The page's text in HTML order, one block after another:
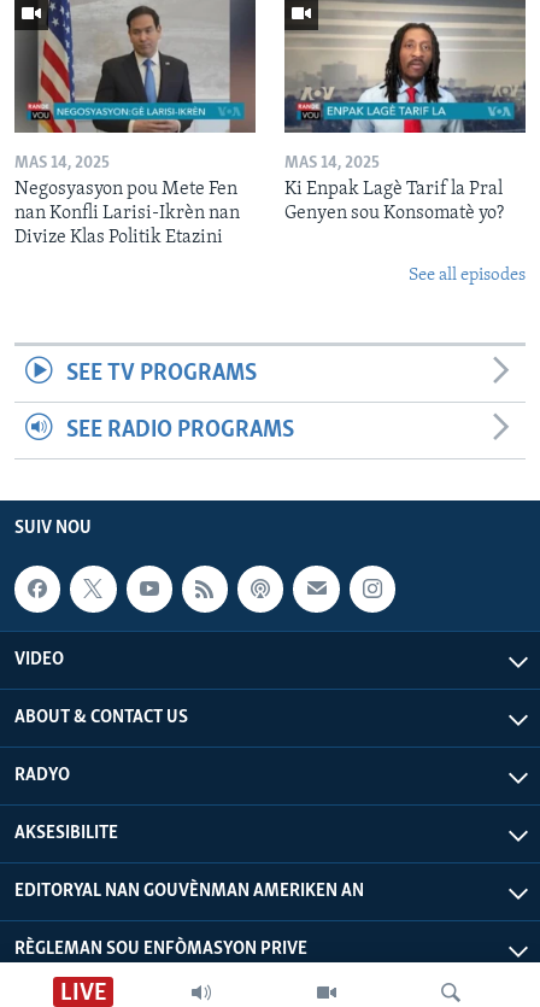
LIVE
MAS 14, 2025
Negosyasyon pou Mete Fen
nan Konfli Larisi-Ikrèn nan
Divize Klas Politik Etazini
MAS 14, 2025
Ki Enpak Lagè Tarif la Pral
Genyen sou Konsomatè yo?
See all episodes
SEE TV PROGRAMS
SEE RADIO PROGRAMS
SUIV NOU
VIDEO
ABOUT & CONTACT US
RADYO
AKSESIBILITE
EDITORYAL NAN GOUVÈNMAN AMERIKEN AN
RÈGLEMAN SOU ENFÒMASYON PRIVE